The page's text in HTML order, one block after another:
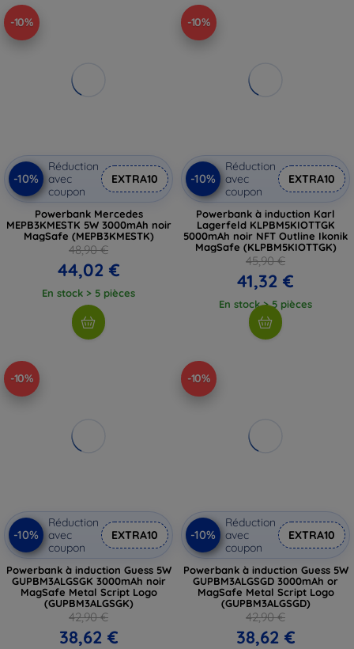
-10%
-10%
Réduction
avec
coupon
EXTRA10
Powerbank Mercedes
MEPB3KMESTK 5W 3000mAh noir
MagSafe (MEPB3KMESTK)
48,90 €
44,02 €
En stock > 5 pièces
-10%
-10%
Réduction
avec
coupon
EXTRA10
Powerbank à induction Karl
Lagerfeld KLPBM5KIOTTGK
5000mAh noir NFT Outline Ikonik
MagSafe (KLPBM5KIOTTGK)
45,90 €
41,32 €
En stock > 5 pièces
-10%
-10%
Réduction
avec
coupon
EXTRA10
Powerbank à induction Guess 5W
GUPBM3ALGSGK 3000mAh noir
MagSafe Metal Script Logo
(GUPBM3ALGSGK)
42,90 €
38,62 €
-10%
-10%
Réduction
avec
coupon
EXTRA10
Powerbank à induction Guess 5W
GUPBM3ALGSGD 3000mAh or
MagSafe Metal Script Logo
(GUPBM3ALGSGD)
42,90 €
38,62 €